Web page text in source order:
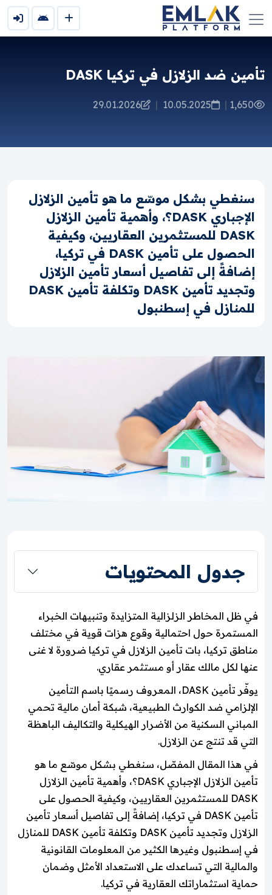
تأمين ضد الزلازل في تركيا DASK
1,650
|
10.05.2025
|
29.01.2026
سنغطي بشكل موسّع ما هو تأمين الزلازل
الإجباري DASK؟، وأهمية تأمين الزلازل
DASK للمستثمرين العقاريين، وكيفية
الحصول على تأمين DASK في تركيا،
إضافةً إلى تفاصيل أسعار تأمين الزلازل
وتجديد تأمين DASK وتكلفة تأمين DASK
للمنازل في إسطنبول
جدول المحتويات
في ظل المخاطر الزلزالية المتزايدة وتنبيهات الخبراء
المستمرة حول احتمالية وقوع هزات قوية في مختلف
مناطق تركيا، بات تأمين الزلازل في تركيا ضرورة لا غنى
عنها لكل مالك عقار أو مستثمر عقاري.
يوفّر تأمين DASK، المعروف رسميًا باسم التأمين
الإلزامي ضد الكوارث الطبيعية، شبكة أمان مالية تحمي
المباني السكنية من الأضرار الهيكلية والتكاليف الباهظة
التي قد تنتج عن الزلازل.
في هذا المقال المفصّل، سنغطي بشكل موسّع ما هو
تأمين الزلازل الإجباري DASK؟، وأهمية تأمين الزلازل
DASK للمستثمرين العقاريين، وكيفية الحصول على
تأمين DASK في تركيا، إضافةً إلى تفاصيل أسعار تأمين
الزلازل وتجديد تأمين DASK وتكلفة تأمين DASK للمنازل
في إسطنبول وغيرها الكثير من المعلومات القانونية
والمالية التي تساعدك على الاستعداد الأمثل وضمان
حماية استثماراتك العقارية في تركيا.